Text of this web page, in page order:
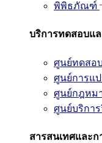
พิพิธภัณฑ์
บริการทดสอบแ
ศูนย์ทดสอ
ศูนย์การแ
ศูนย์กฎหม
ศูนย์บริกา
สารสนเทศและก